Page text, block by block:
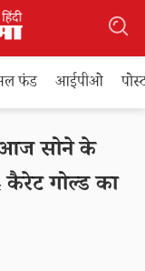
फंड आईपीओ
सोने के
गोल्ड का